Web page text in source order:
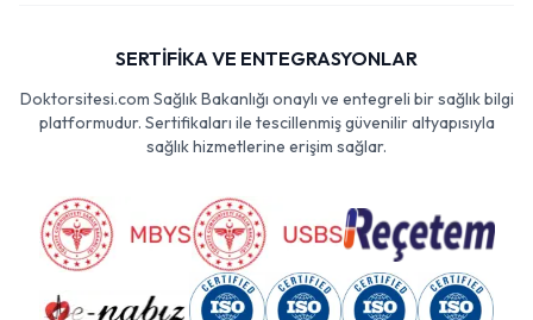
SERTİFİKA VE ENTEGRASYONLAR
Doktorsitesi.com Sağlık Bakanlığı onaylı ve entegreli bir sağlık bilgi
platformudur. Sertifikaları ile tescillenmiş güvenilir altyapısıyla
sağlık hizmetlerine erişim sağlar.